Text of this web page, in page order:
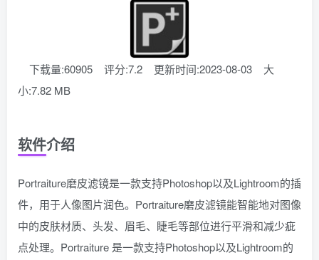
下载量:60905 评分:7.2 更新时间:2023-08-03
大
小:7.82 MB
软件介绍
Portraiture磨皮滤镜是一款支持Photoshop以及Lightroom的插
件，用于人像图片润色。Portraiture磨皮滤镜能智能地对图像
中的皮肤材质、头发、眉毛、睫毛等部位进行平滑和减少疵
点处理。Portraiture 是一款支持Photoshop以及Lightroom的